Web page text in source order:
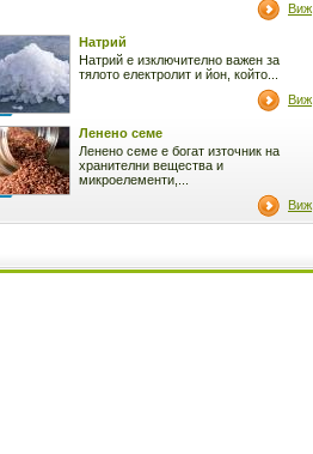
Виж
Натрий
Натрий е изключително важен за
тялото електролит и йон, който...
Виж
Ленено семе
Ленено семе е богат източник на
хранителни вещества и
микроелементи,...
Виж